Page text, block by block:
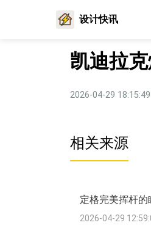
设计快讯
凯迪拉
2026-04-29 18:15:49
相关来源
定格完美挥杆的
2026-04-29